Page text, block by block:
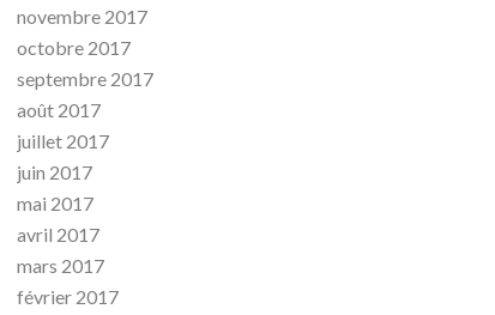
novembre 2017
octobre 2017
septembre 2017
août 2017
juillet 2017
juin 2017
mai 2017
avril 2017
mars 2017
février 2017